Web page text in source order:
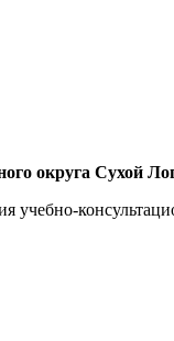
округа Сухой
учебно-